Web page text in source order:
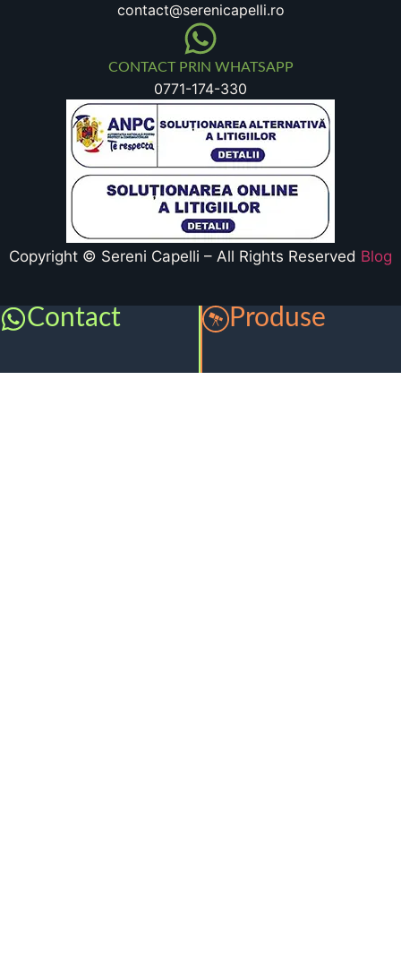
contact@serenicapelli.ro
CONTACT PRIN WHATSAPP
0771-174-330
Copyright © Sereni Capelli – All Rights Reserved Blog
Contact Produse